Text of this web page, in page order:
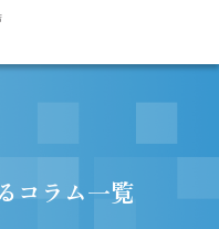
コラム一覧